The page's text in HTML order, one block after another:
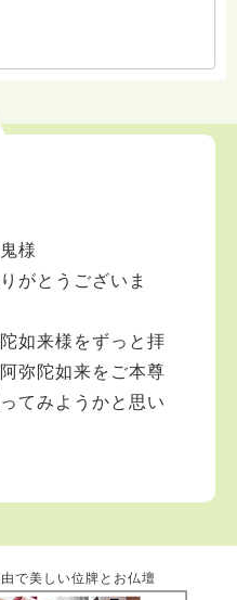
様
がとうございま
如来様をずっと拝
弥陀如来をご本尊
てみようかと思い
で美しい位牌とお仏壇